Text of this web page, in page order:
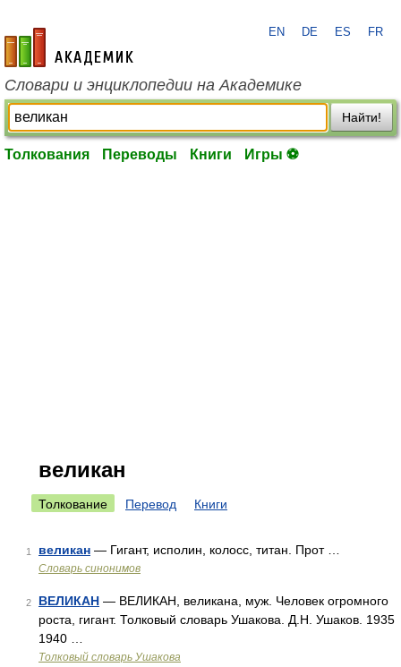
academic.ru
EN DE ES FR
Словари и энциклопедии на Академике
Найти!
Толкования Переводы Книги Игры ⚽
великан
Толкование Перевод Книги
1 великан — Гигант, исполин, колосс, титан. Прот …
Словарь синонимов
2 ВЕЛИКАН — ВЕЛИКАН, великана, муж. Человек огромного
роста, гигант. Толковый словарь Ушакова. Д.Н. Ушаков. 1935
1940 …
Толковый словарь Ушакова